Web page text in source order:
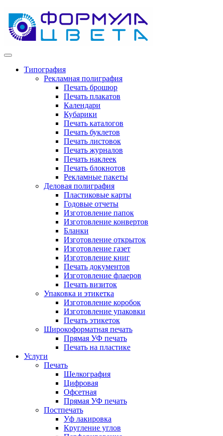
Типография
Рекламная полиграфия
Печать брошюр
Печать плакатов
Календари
Кубарики
Печать каталогов
Печать буклетов
Печать листовок
Печать журналов
Печать наклеек
Печать блокнотов
Рекламные пакеты
Деловая полиграфия
Пластиковые карты
Годовые отчеты
Изготовление папок
Изготовление конвертов
Бланки
Изготовление открыток
Изготовление газет
Изготовление книг
Печать документов
Изготовление флаеров
Печать визиток
Упаковка и этикетка
Изготовление коробок
Изготовление упаковки
Печать этикеток
Широкоформатная печать
Прямая УФ печать
Печать на пластике
Услуги
Печать
Шелкография
Цифровая
Офсетная
Прямая УФ печать
Постпечать
Уф лакировка
Кругление углов